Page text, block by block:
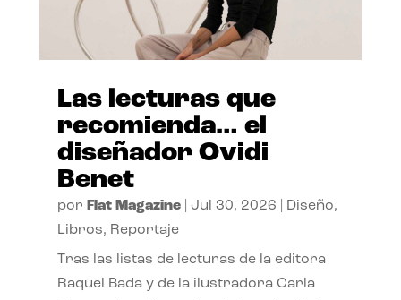
Las lecturas que
recomienda… el
diseñador Ovidi
Benet
por Flat Magazine| Jul 30, 2026 Diseño,
Libros, Reportaje
Tras las listas de lecturas de la editora
Raquel Bada y de la ilustradora Carla